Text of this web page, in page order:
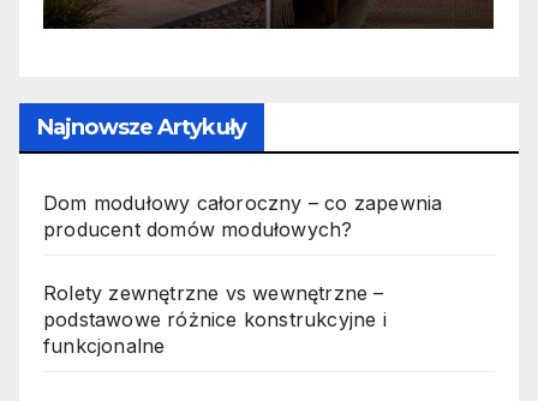
Najnowsze Artykuły
Dom modułowy całoroczny – co zapewnia
producent domów modułowych?
Rolety zewnętrzne vs wewnętrzne –
podstawowe różnice konstrukcyjne i
funkcjonalne